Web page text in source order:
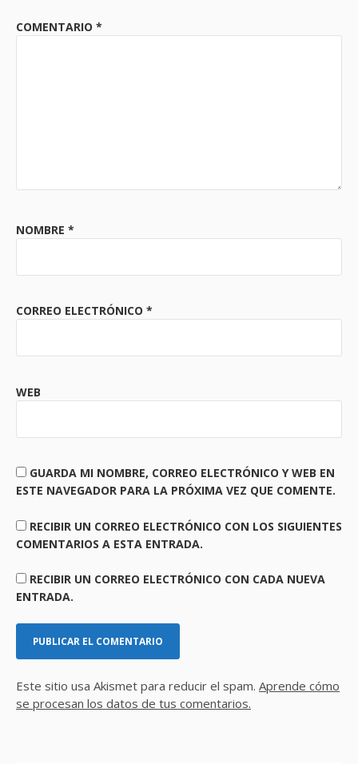
COMENTARIO *
NOMBRE *
CORREO ELECTRÓNICO *
WEB
GUARDA MI NOMBRE, CORREO ELECTRÓNICO Y WEB EN
ESTE NAVEGADOR PARA LA PRÓXIMA VEZ QUE COMENTE.
RECIBIR UN CORREO ELECTRÓNICO CON LOS SIGUIENTES
COMENTARIOS A ESTA ENTRADA.
RECIBIR UN CORREO ELECTRÓNICO CON CADA NUEVA
ENTRADA.
Este sitio usa Akismet para reducir el spam. Aprende cómo
se procesan los datos de tus comentarios.